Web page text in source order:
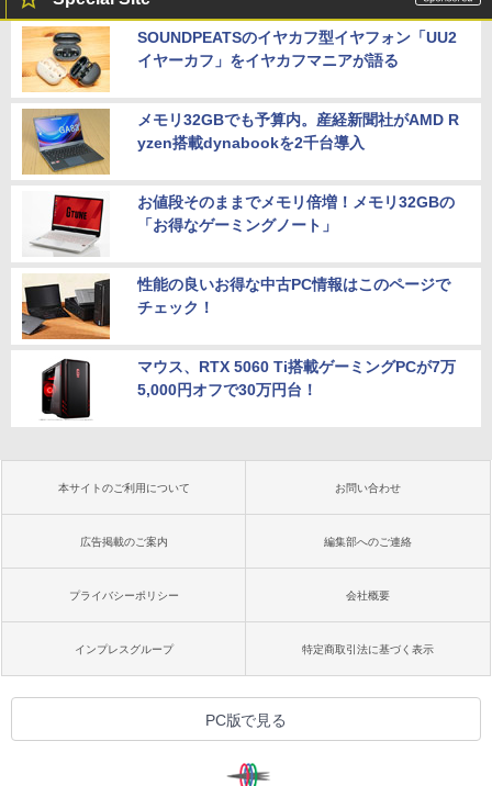
SOUNDPEATSのイヤカフ型イヤフォン「UU2
イヤーカフ」をイヤカフマニアが語る
メモリ32GBでも予算内。産経新聞社がAMD R
yzen搭載dynabookを2千台導入
お値段そのままでメモリ倍増！メモリ32GBの
「お得なゲーミングノート」
性能の良いお得な中古PC情報はこのページで
チェック！
マウス、RTX 5060 Ti搭載ゲーミングPCが7万
5,000円オフで30万円台！
本サイトのご利用について お問い合わせ
広告掲載のご案内 編集部へのご連絡
プライバシーポリシー 会社概要
インプレスグループ 特定商取引法に基づく表示
PC版で見る